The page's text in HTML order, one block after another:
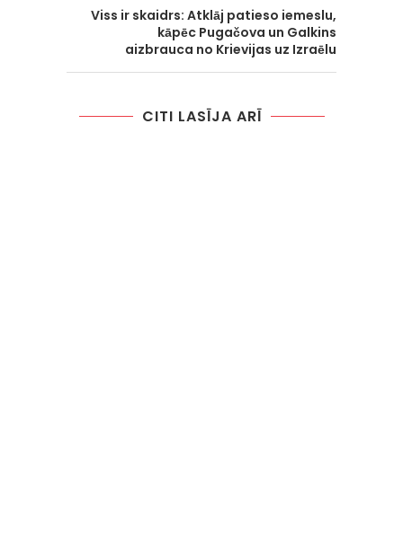
Viss ir skaidrs: Atklāj patieso iemeslu,
kāpēc Pugačova un Galkins
aizbrauca no Krievijas uz Izraēlu
CITI LASĪJA ARĪ